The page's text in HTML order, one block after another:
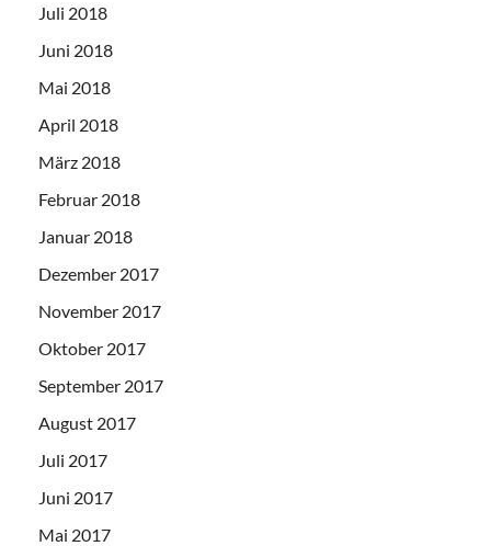
Juli 2018
Juni 2018
Mai 2018
April 2018
März 2018
Februar 2018
Januar 2018
Dezember 2017
November 2017
Oktober 2017
September 2017
August 2017
Juli 2017
Juni 2017
Mai 2017